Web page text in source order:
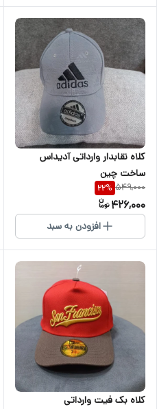
کلاه نقابدار وارداتی آدیداس
ساخت چین
549,000
22%
426,000
افزودن به سبد
کلاه بک فیت وارداتی